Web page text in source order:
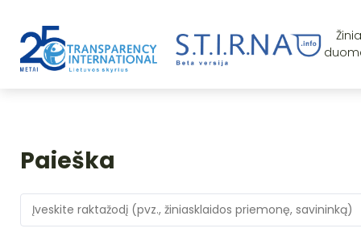
Paieška